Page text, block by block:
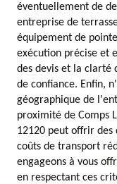
éventuellement de
entreprise de
équipement de
exécution précise et
des devis et la clarté
de confiance. Enfin,
géographique de
proximité de Comps
12120 peut offrir des
coûts de transport
engageons à vous
en respectant ces